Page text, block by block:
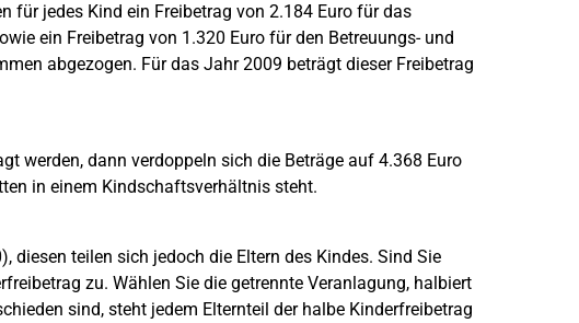
für jedes Kind ein Freibetrag von 2.184 Euro für das
ein Freibetrag von 1.320 Euro für den Betreuungs- und
abgezogen. Für das Jahr 2009 beträgt dieser Freibetrag
werden, dann verdoppeln sich die Beträge auf 4.368 Euro
in einem Kindschaftsverhältnis steht.
diesen teilen sich jedoch die Eltern des Kindes. Sind Sie
zu. Wählen Sie die getrennte Veranlagung, halbiert
sind, steht jedem Elternteil der halbe Kinderfreibetrag